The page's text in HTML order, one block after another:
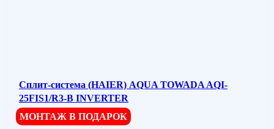
Сплит-система (HAIER) AQUA TOWADA AQI-
25FIS1/R3-В INVERTER
МОНТАЖ В ПОДАРОК